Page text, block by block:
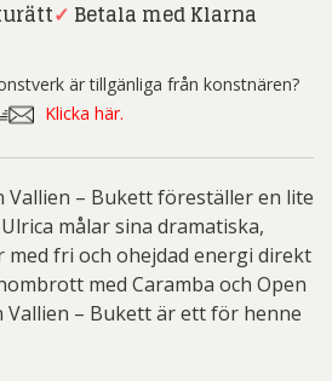
✓ Betala med Klarna
är tillgänliga från konstnären?
Klicka här.
Vallien – Bukett föreställer en lite
målar sina dramatiska,
fri och ohejdad energi direkt
med Caramba och Open
Vallien – Bukett är ett för henne